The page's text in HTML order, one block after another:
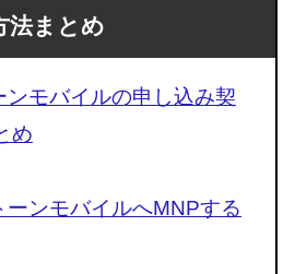
法まとめ
ンモバイルの申し込み契
め
ーンモバイルへMNPする